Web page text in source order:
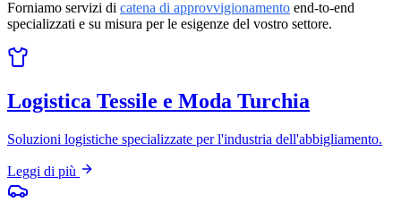
Forniamo servizi di catena di approvvigionamento end-to-end
specializzati e su misura per le esigenze del vostro settore.
Logistica Tessile e Moda Turchia
Soluzioni logistiche specializzate per l'industria dell'abbigliamento.
Leggi di più